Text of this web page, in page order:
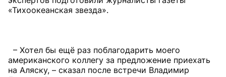
«Тихоокеанская звезда».
– Хотел бы ещё раз поблагодарить моего
американского коллегу за предложение приехать
на Аляску, – сказал после встречи Владимир